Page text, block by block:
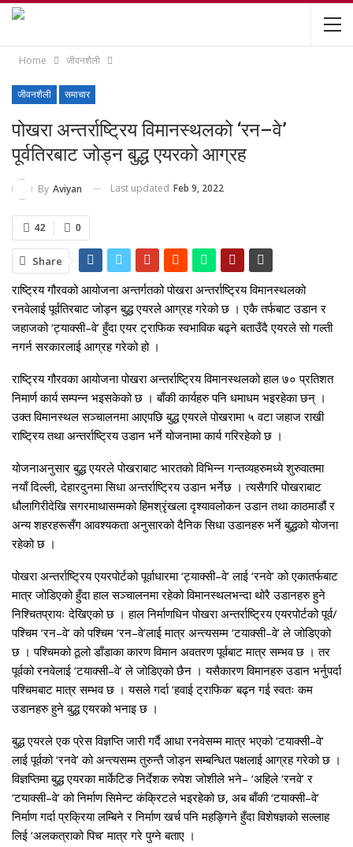
Home जीवनशैली
जीवनशैली समाचार
पोखरा अन्तर्राष्ट्रिय विमानस्थलको ‘रन–वे’
पूर्वतिरबाट जोड्न बुद्ध एयरको आग्रह
By Aviyan Last updated Feb 9, 2022
0
42
Share
राष्ट्रिय गौरवको आयोजना अन्तर्गतको पोखरा अन्तर्राष्ट्रिय विमानस्थलको
रनवेलाई पूर्वतिरबाट जोड्न बुद्ध एयरले आग्रह गरेको छ । एकै तर्फबाट उडान र
जहाजको ‘ट्याक्सी–वे’ हुँदा एयर ट्राफिक स्वभाविक बढ्ने बताउँदै एयरले सो गल्ती
नगर्न सरकारलाई आग्रह गरेको हो ।
राष्ट्रिय गौरवका आयोजना पोखरा अन्तर्राष्ट्रिय विमानस्थलको हाल ७० प्रतिशत
निमार्ण कार्य सम्पन्न भइसकेको छ । बाँकी कार्यहरु पनि धमाधम भइरहेका छन् ।
उक्त विमानस्थल सञ्चालनमा आएपछि बुद्ध एयरले पोखरामा ५ वटा जहाज राखी
राष्ट्रिय तथा अन्तर्राष्ट्रिय उडान भर्ने योजनामा कार्य गरिरहेको छ ।
योजनाअनुसार बुद्ध एयरले पोखराबाट भारतको विभिन्न गन्तव्यहरुमध्ये शुरुवातमा
नयाँ दिल्ली, देहारदुनमा सिधा अन्तर्राष्ट्रिय उडान भर्नेछ । त्यसैगरि पोखराबाट
धौलागिरीदेखि सगरमाथासम्मको हिमश्रृंखला दृश्यावलोकन उडान तथा काठमाडौं र
अन्य शहरहरूसँग आवश्यकता अनुसारको दैनिक सिधा उडानहरु भर्ने बुद्धको योजना
रहेको छ ।
पोखरा अन्तर्राष्ट्रिय एयरपोर्टको पूर्वाधारमा ‘ट्याक्सी–वे’ लाई ‘रनवे’ को एकातर्फबाट
मात्र जोडिएको हुँदा हाल सञ्चालनमा रहेको विमानस्थलभन्दा थोरै उडानहरु हुने
निश्चितप्रायः देखिएको छ । हाल निर्माणधिन पोखरा अन्तर्राष्ट्रिय एयरपोर्टको पूर्व/
पश्चिम ‘रन–वे’ को पश्चिम ‘रन–वे’लाई मात्र अन्त्यसम्म ‘टयाक्सी–वे’ ले जोडिएको
छ । पश्चिमको ठूलो डाँडाका कारण विमान अवतरण पूर्वबाट मात्र सम्भव छ । तर
पूर्वको रनवेलाई ‘टयाक्सी–वे’ ले जोडिएको छैन । यसैकारण विमानहरु उडान भर्नुपर्दा
पश्चिमबाट मात्र सम्भव छ । यसले गर्दा ‘हवाई ट्राफिक’ बढ्न गई स्वतः कम
उडानहरु हुने बुद्ध एयरको भनाइ छ ।
बुद्ध एयरले एक प्रेस विज्ञप्ति जारी गर्दै आधा रनवेसम्म मात्र भएको ‘टयाक्सी–वे’
लाई पूर्वको ‘रनवे’ को अन्त्यसम्म तुरुन्तै जोड्न सम्बन्धित पक्षलाई आग्रह गरेको छ ।
विज्ञप्तिमा बुद्ध एयरका मार्केटिङ निर्देशक रुपेश जोशीले भने– ‘अहिले ‘रनवे’ र
‘टयाक्सी–वे’ को निर्माण सिमेन्ट कंक्रिटले भइरहेको छ, अब बाँकी ‘टयाक्सी–वे’
निर्माण गर्दा प्रक्रिया लम्बिने र निर्माण खर्च पनि महङ्गिने हुँदा विशेषज्ञको सल्लाह
लिई ‘अलकत्राको पिच’ मात्र गरे पुग्ने बताए ।